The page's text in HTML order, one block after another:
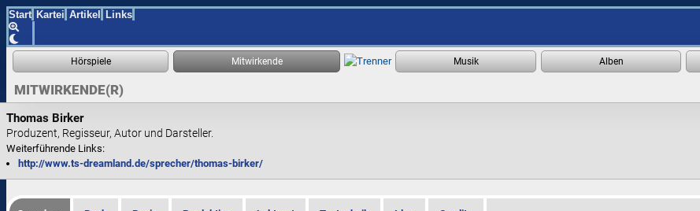
Start Kartei Artikel Links
MITWIRKENDE(R)
Thomas Birker
Produzent, Regisseur, Autor und Darsteller.
Weiterführende Links:
http://www.ts-dreamland.de/sprecher/thomas-birker/